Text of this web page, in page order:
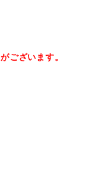
ございます。